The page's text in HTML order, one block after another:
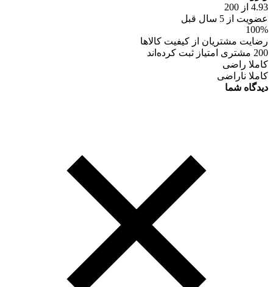
4.93 از 200
عضویت از 5 سال قبل
100%
رضایت مشتریان از کیفیت کالاها
200 مشتری امتیاز ثبت کرده‌اند
کاملا راضی
کاملا ناراضی
دیدگاه شما